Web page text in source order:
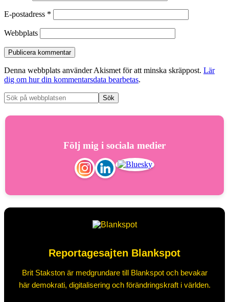
E-postadress *
Webbplats
Denna webbplats använder Akismet för att minska skräppost. Lär
dig om hur din kommentarsdata bearbetas.
Följ mig i sociala medier
Reportagesajten Blankspot
Brit Stakston är medgrundare till Blankspot och bevakar
här demokrati, digitalisering och förändringskraft i världen.